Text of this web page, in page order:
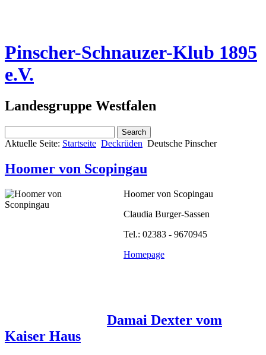
Pinscher-Schnauzer-Klub 1895
e.V.
Landesgruppe Westfalen
Aktuelle Seite: Startseite Deckrüden Deutsche Pinscher
Hoomer von Scopingau
Hoomer von Scopingau
Claudia Burger-Sassen
Tel.: 02383 - 9670945
Homepage
Damai Dexter vom
Kaiser Haus